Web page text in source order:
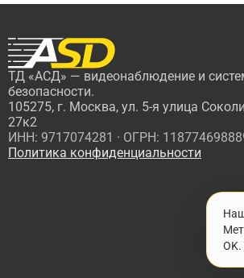
ТД «АСД» — видеонаблюдение и
безопасности.
105275, г. Москва, ул. 5-я улица
27к2
ИНН: 9717074281 · ОГРН:
Политика конфиденциальности
OK.